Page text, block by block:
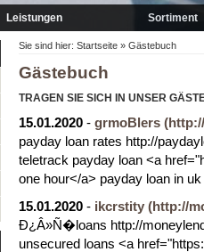
Leistungen
Lieferung
Verlegung
Sortiment
Marmor
Granit R-Z
Mosaik
Bordüre
Leisten
Medallions
Antikmarmor
Sie sind hier: Startseite » Gästebuch
Gästebuch
TRAGEN SIE SICH IN UNSER
15.01.2020 - grmoBlers
payday loan rates http://
teletrack payday loan <a
one hour</a> payday loan in uk
15.01.2020 - ikcrstity (http://
Ð¿Â»Ñ�loans http://
unsecured loans <a